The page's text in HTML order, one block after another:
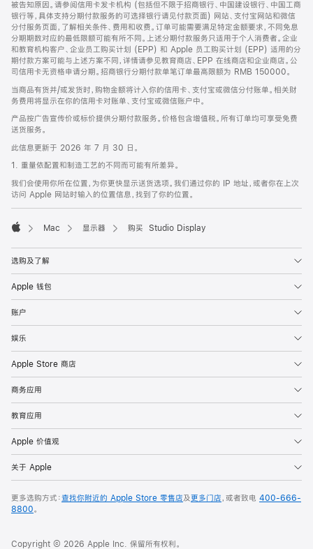
被告知原因。请参阅信用卡发卡机构 (包括但不限于招商银行、中国建设银行、中国工商
银行等，具体支持分期付款服务的可选择银行请见付款页面) 网站、支付宝网站和微信
分付服务页面，了解相关条件、费用和收费。订单可能需要满足特定金额要求，不同免息
分期期数对应的最低限额可能有所不同。上述分期付款服务只适用于个人消费者。企业
和教育机构客户、企业员工购买计划 (EPP) 和 Apple 员工购买计划 (EPP) 适用的分
期付款方案可能与上述方案不同，详情请参见教育商店、EPP 在线商店和企业商店。公
司信用卡无资格申请分期。招商银行分期付款单笔订单最高限额为 RMB 150000。
当商品有货并/或发货时，购物金额将计入你的信用卡、支付宝或微信分付账单。相关财
务费用将显示在你的信用卡对账单、支付宝或微信账户中。
产品按广告宣传价或标价提供分期付款服务。价格包含增值税。所有订单均可享受免费
送货服务。
此信息更新于 2026 年 7 月 30 日。
1. 重量依配置和制造工艺的不同而可能有所差异。
我们会使用你所在位置，为你更快显示送货选项。我们通过你的 IP 地址，或者你在上次
访问 Apple 网站时输入的位置信息，找到了你的位置。
Mac 显示器 购买 Studio Display
选购及了解
Apple 钱包
账户
娱乐
Apple Store 商店
商务应用
教育应用
Apple 价值观
关于 Apple
更多选购方式：查找你附近的 Apple Store 零售店及更多门店，或者致电 400-666-
8800。
Copyright © 2026 Apple Inc. 保留所有权利。